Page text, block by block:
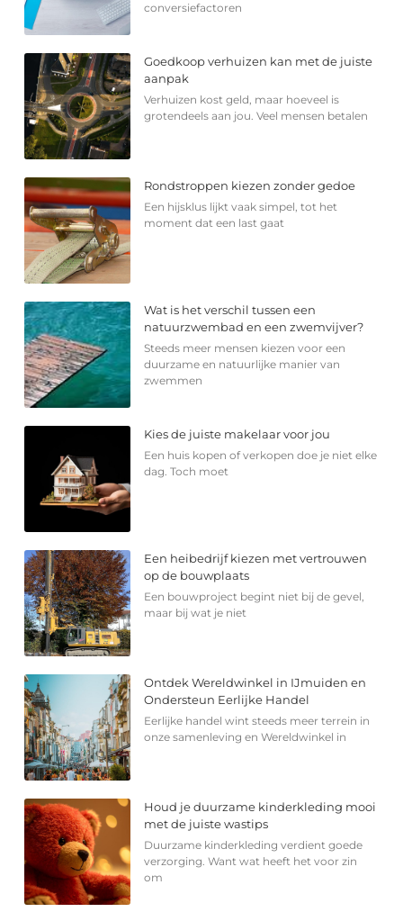
conversiefactoren
Goedkoop verhuizen kan met de juiste
aanpak
Verhuizen kost geld, maar hoeveel is
grotendeels aan jou. Veel mensen betalen
Rondstroppen kiezen zonder gedoe
Een hijsklus lijkt vaak simpel, tot het
moment dat een last gaat
Wat is het verschil tussen een
natuurzwembad en een zwemvijver?
Steeds meer mensen kiezen voor een
duurzame en natuurlijke manier van
zwemmen
Kies de juiste makelaar voor jou
Een huis kopen of verkopen doe je niet elke
dag. Toch moet
Een heibedrijf kiezen met vertrouwen
op de bouwplaats
Een bouwproject begint niet bij de gevel,
maar bij wat je niet
Ontdek Wereldwinkel in IJmuiden en
Ondersteun Eerlijke Handel
Eerlijke handel wint steeds meer terrein in
onze samenleving en Wereldwinkel in
Houd je duurzame kinderkleding mooi
met de juiste wastips
Duurzame kinderkleding verdient goede
verzorging. Want wat heeft het voor zin
om